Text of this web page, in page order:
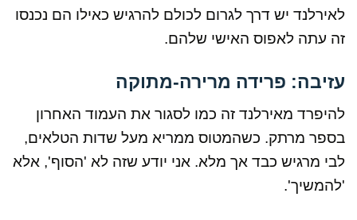
לאירלנד יש דרך לגרום לכולם להרגיש כאילו הם נכנסו
זה עתה לאפוס האישי שלהם.
עזיבה: פרידה מרירה-מתוקה
להיפרד מאירלנד זה כמו לסגור את העמוד האחרון
בספר מרתק. כשהמטוס ממריא מעל שדות הטלאים,
לבי מרגיש כבד אך מלא. אני יודע שזה לא 'הסוף', אלא
'להמשיך'.